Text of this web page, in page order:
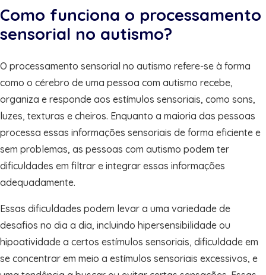
Como funciona o processamento
sensorial no autismo?
O processamento sensorial no autismo refere-se à forma
como o cérebro de uma pessoa com autismo recebe,
organiza e responde aos estímulos sensoriais, como sons,
luzes, texturas e cheiros. Enquanto a maioria das pessoas
processa essas informações sensoriais de forma eficiente e
sem problemas, as pessoas com autismo podem ter
dificuldades em filtrar e integrar essas informações
adequadamente.
Essas dificuldades podem levar a uma variedade de
desafios no dia a dia, incluindo hipersensibilidade ou
hipoatividade a certos estímulos sensoriais, dificuldade em
se concentrar em meio a estímulos sensoriais excessivos, e